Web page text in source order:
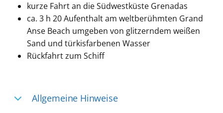
kurze Fahrt an die Südwestküste Grenadas
ca. 3 h 20 Aufenthalt am weltberühmten Grand
Anse Beach umgeben von glitzerndem weißen
Sand und türkisfarbenen Wasser
Rückfahrt zum Schiff
Allgemeine Hinweise